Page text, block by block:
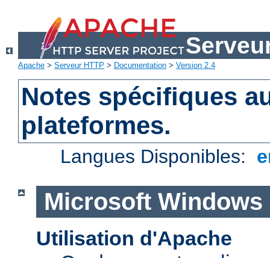
Apache > Serveur HTTP > Documentation > Version 2.4
Notes spécifiques
plateformes.
Langues Disponibles:
Microsoft Windows
Utilisation d'Apache